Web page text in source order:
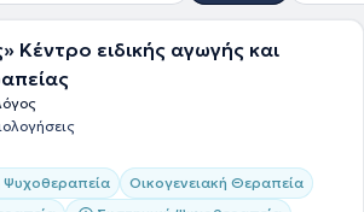
Κέντρο ειδικής αγωγής και
Οικογενειακή Θεραπεία